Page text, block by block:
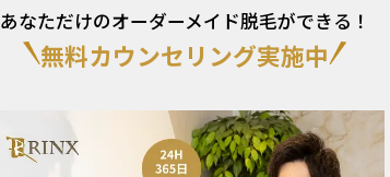
あなただけのオーダーメイド脱毛ができる！
無料カウンセリング実施中